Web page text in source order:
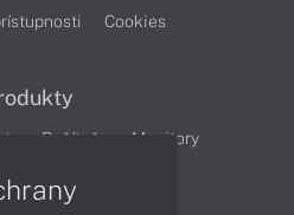
Cookies
Počítače Monitory